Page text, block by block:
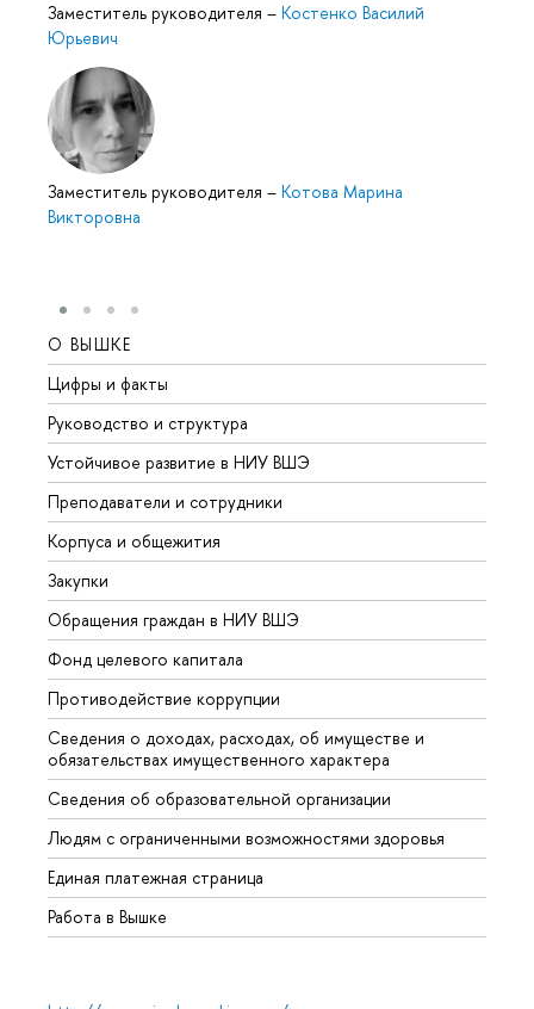
Заместитель руководителя – Костенко Василий
Юрьевич
Заместитель руководителя – Котова Марина
Викторовна
О ВЫШКЕ
Цифры и факты
Руководство и структура
Устойчивое развитие в НИУ ВШЭ
Преподаватели и сотрудники
Корпуса и общежития
Закупки
Обращения граждан в НИУ ВШЭ
Фонд целевого капитала
Противодействие коррупции
Сведения о доходах, расходах, об имуществе и
обязательствах имущественного характера
Сведения об образовательной организации
Людям с ограниченными возможностями здоровья
Единая платежная страница
Работа в Вышке